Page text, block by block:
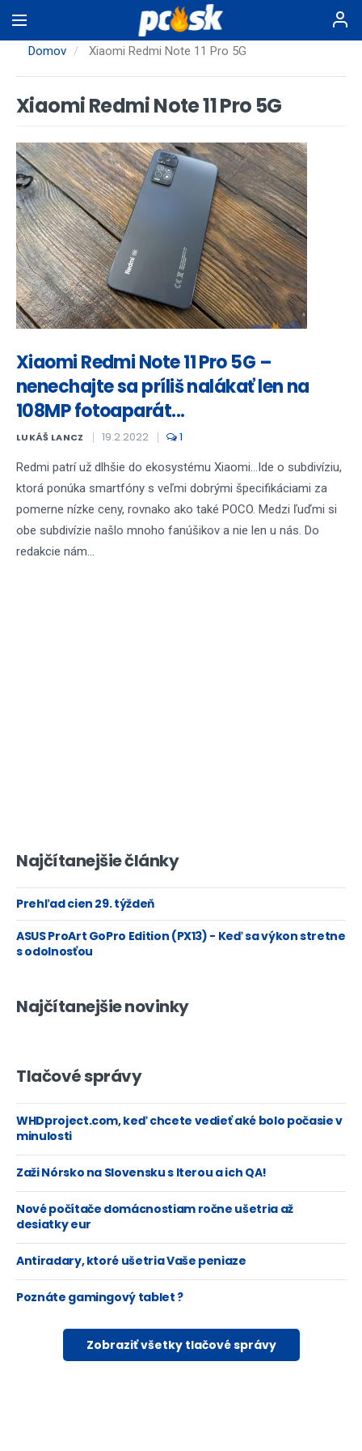
na
hlavnýDomov Xiaomi Redmi Note 11 Pro 5G
Xiaomi Redmi Note 11 Pro 5G
Xiaomi Redmi Note 11 Pro 5G –
nenechajte sa príliš nalákať len na
108MP fotoaparát...
LUKÁŠ LANCZ 19.2.2022 1
Redmi patrí už dlhšie do ekosystému Xiaomi...Ide o subdivíziu,
ktorá ponúka smartfóny s veľmi dobrými špecifikáciami za
pomerne nízke ceny, rovnako ako také POCO. Medzi ľuďmi si
obe subdivízie našlo mnoho fanúšikov a nie len u nás. Do
redakcie nám...
Najčítanejšie články
Prehľad cien 29. týždeň
ASUS ProArt GoPro Edition (PX13) - Keď sa výkon stretne
s odolnosťou
Najčítanejšie novinky
Tlačové správy
WHDproject.com, keď chcete vedieť aké bolo počasie v
minulosti
Zaži Nórsko na Slovensku s Iterou a ich QA!
Nové počítače domácnostiam ročne ušetria až
desiatky eur
Antiradary, ktoré ušetria Vaše peniaze
Poznáte gamingový tablet ?
Zobraziť všetky tlačové správy